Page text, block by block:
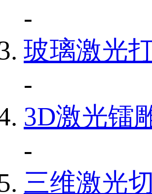
-
玻璃激光
-
3D激光镭
-
三维激光